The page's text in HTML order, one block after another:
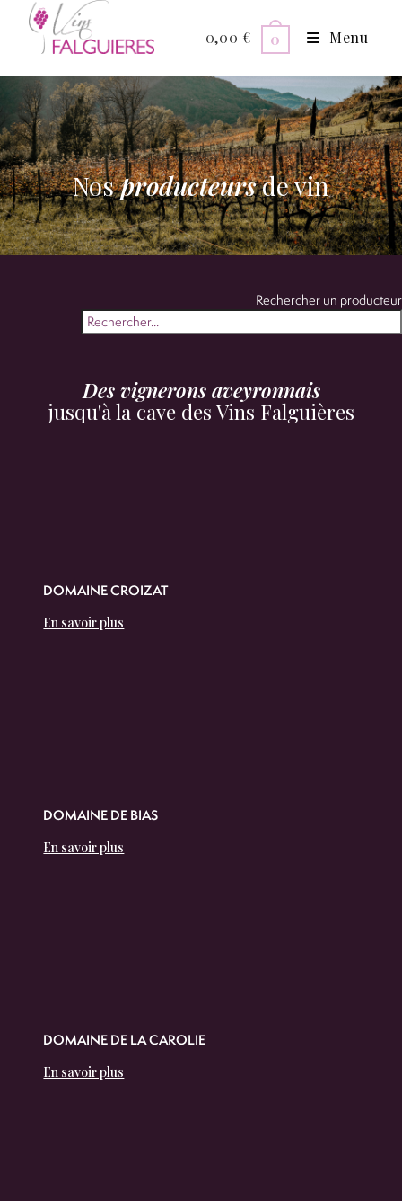
0,00 € 0 Menu
Nosproducteursde vin
Rechercher un producteur
Des vignerons aveyronnais
jusqu'à la cave des Vins Falguières
DOMAINE CROIZAT
En savoir plus
DOMAINE DE BIAS
En savoir plus
DOMAINE DE LA CAROLIE
En savoir plus